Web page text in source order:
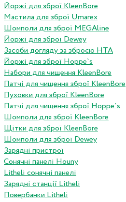
Йоржі для зброї KleenBore
Мастила для зброї Umarex
Шомполи для зброї MEGAline
Йоржі для зброї Dewey
Засоби догляду за зброєю HTA
Йоржі для зброї Hoppe`s
Набори для чищення KleenBore
Патчі для чищення зброї KleenBore
Пуховки для зброї KleenBore
Патчі для чищення зброї Hoppe`s
Шомполи для зброї KleenBore
Щітки для зброї KleenBore
Шомполи для зброї Dewey
Зарядні пристрої
Сонячні панелі Houny
Litheli сонячні панелі
Зарядні станції Litheli
Повербанки Litheli